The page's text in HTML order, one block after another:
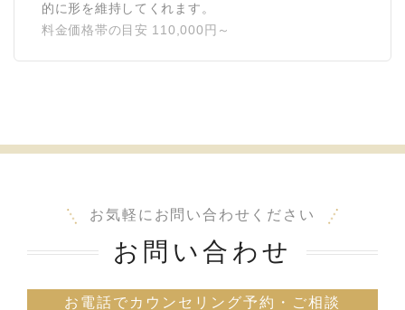
的に形を維持してくれます。
料金価格帯の目安 110,000円～
お気軽にお問い合わせください
お問い合わせ
お電話でカウンセリング予約・ご相談